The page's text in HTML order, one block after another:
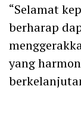
“Selamat
berharap
yang